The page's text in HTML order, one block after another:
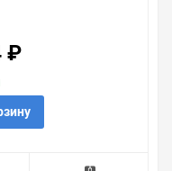
на это минимум
требованиям
давно
₽